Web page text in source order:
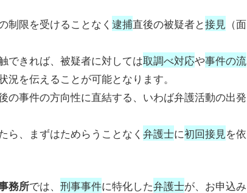
制限を受けることなく 逮捕直後の被疑者と接見 （面
できれば、被疑者に対しては取調べ対応や事件の流
を伝えることが可能となります。
の事件の方向性に直結する、いわば弁護活動の出発
ら、まずはためらうことなく 弁護士に初回接見を依
務所では、 刑事事件に特化した弁護士が、お申込み